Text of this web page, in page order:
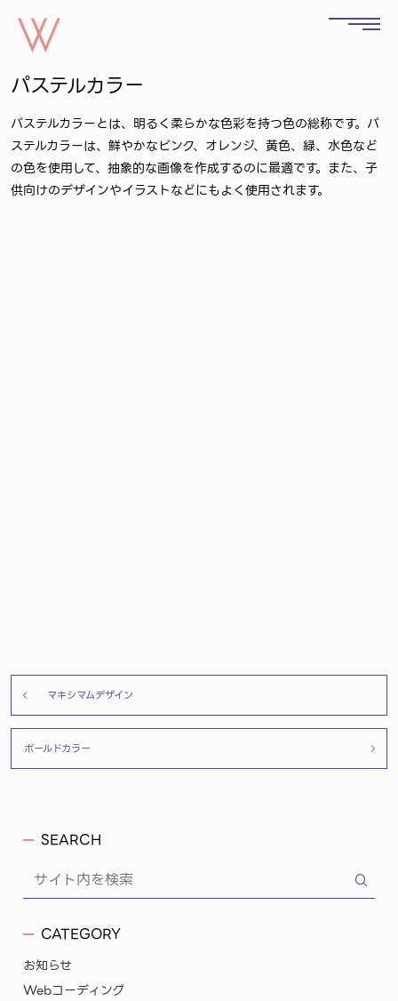
パステルカラー
パステルカラーとは、明るく柔らかな色彩を持つ色の総称です。パ
ステルカラーは、鮮やかなピンク、オレンジ、黄色、緑、水色など
の色を使用して、抽象的な画像を作成するのに最適です。また、子
供向けのデザインやイラストなどにもよく使用されます。
マキシマムデザイン
ボールドカラー
SEARCH
CATEGORY
お知らせ
Webコーディング